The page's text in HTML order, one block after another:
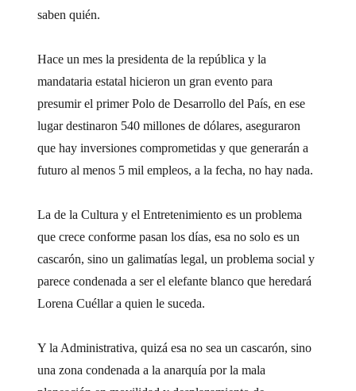
saben quién.
Hace un mes la presidenta de la república y la
mandataria estatal hicieron un gran evento para
presumir el primer Polo de Desarrollo del País, en ese
lugar destinaron 540 millones de dólares, aseguraron
que hay inversiones comprometidas y que generarán a
futuro al menos 5 mil empleos, a la fecha, no hay nada.
La de la Cultura y el Entretenimiento es un problema
que crece conforme pasan los días, esa no solo es un
cascarón, sino un galimatías legal, un problema social y
parece condenada a ser el elefante blanco que heredará
Lorena Cuéllar a quien le suceda.
Y la Administrativa, quizá esa no sea un cascarón, sino
una zona condenada a la anarquía por la mala